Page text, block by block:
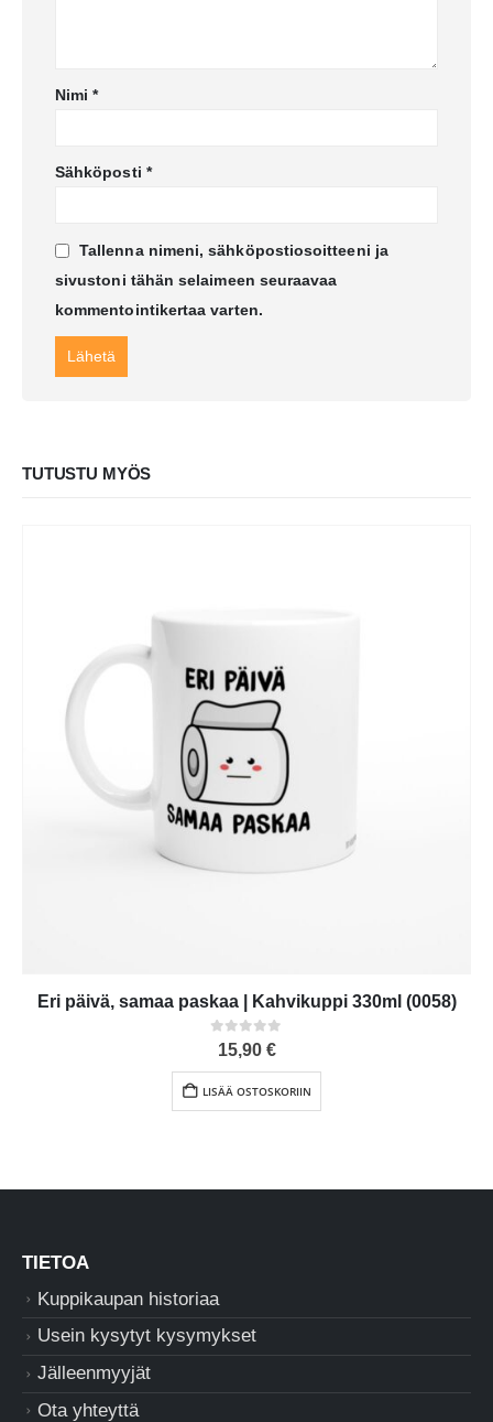
Nimi*
Sähköposti *
Tallenna nimeni, sähköpostiosoitteeni ja
sivustoni tähän selaimeen seuraavaa
kommentointikertaa varten.
TUTUSTU MYÖS
Eri päivä, samaa paskaa | Kahvikuppi 330ml (0058)
out of 5
15,90 €
LISÄÄ OSTOSKORIIN
TIETOA
Kuppikaupan historiaa
Usein kysytyt kysymykset
Jälleenmyyjät
Ota yhteyttä